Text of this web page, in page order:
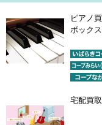
ピアノ
ボック
宅配買